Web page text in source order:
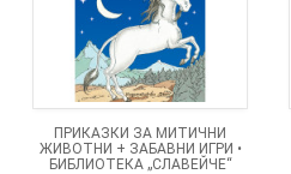
ПРИКАЗКИ ЗА МИТИЧНИ
ЖИВОТНИ + ЗАБАВНИ ИГРИ •
БИБЛИОТЕКА „СЛАВЕЙЧЕ“